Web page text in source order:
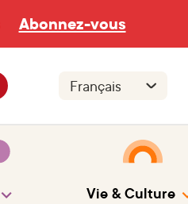
Abonnez-vous
Vie & Culture